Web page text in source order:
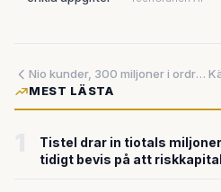
Nio kunder, 300 miljoner i ordrar för nya modellen – nu tar humanoidroboten Digit steget mot börsen
MEST LÄSTA
Tistel drar in tiotals
tidigt bevis på att